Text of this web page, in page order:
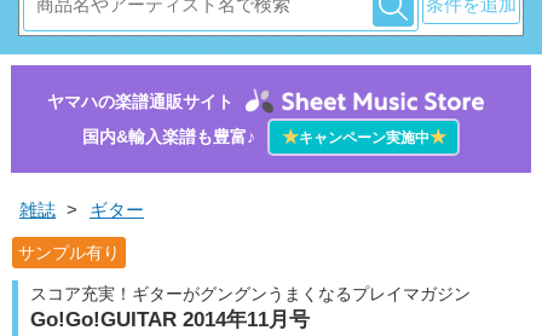
条件を追加
ヤマハの楽譜通販サイト
国内&輸入楽譜も豊富♪
★キャンペーン実施中★
雑誌 > ギター
サンプル有り
スコア充実！ギターがグングンうまくなるプレイマガジン
Go!Go!GUITAR 2014年11月号